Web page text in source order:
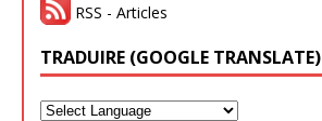
RSS - Articles
TRADUIRE (GOOGLE TRANSLATE)